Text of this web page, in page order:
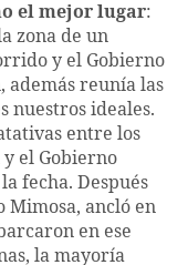
el mejor lugar:
zona de un
y el Gobierno
además reunía las
nuestros ideales.
entre los
el Gobierno
fecha. Después
Mimosa, ancló en
en ese
la mayoría